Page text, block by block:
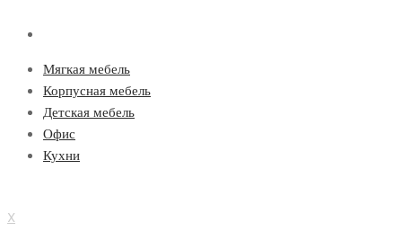
Мягкая мебель
Корпусная мебель
Детская мебель
Офис
Кухни
X